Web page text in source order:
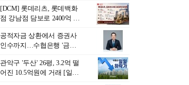
[DCM] 롯데리츠, 롯데백화
점 강남점 담보로 2400억 조
공적자금 상환에서 증권사
인수까지…수협은행 '금융
행 금융그룹의 꿈①]
관악구 '두산' 26평, 3.2억 떨
어진 10.5억원에 거래 [일일